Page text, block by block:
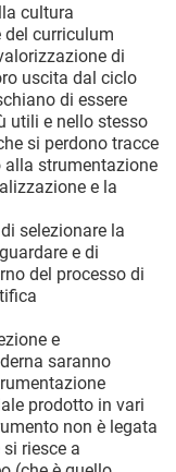
cultura
curriculum
di
uscita dal ciclo
di essere
utili e nello stesso
si perdono tracce
strumentazione
e la
selezionare la
e di
del processo di
e
saranno
prodotto in vari
non è legata
riesce a